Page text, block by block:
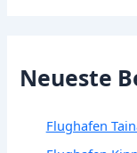
Neueste
Flughafen